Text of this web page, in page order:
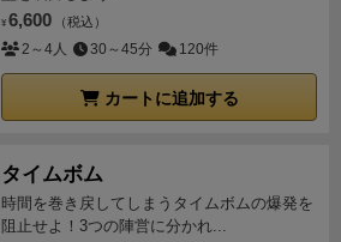
¥ 6,600 （税込）
2～4人 30～45分 120件
カートに追加する
タイムボム
時間を巻き戻してしまうタイムボムの爆発を
阻止せよ！3つの陣営に分かれ...